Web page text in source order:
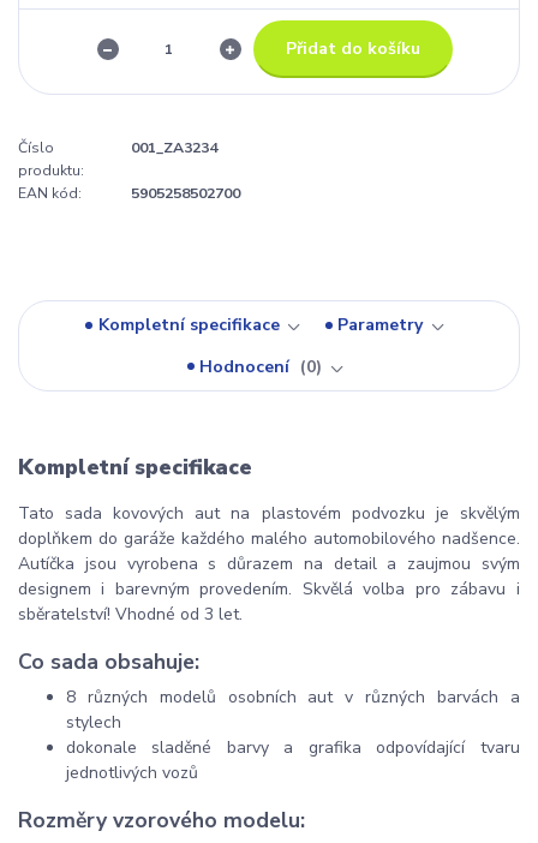
Přidat do košíku
Číslo
produktu:
001_ZA3234
EAN kód: 5905258502700
Kompletní specifikace
Parametry
Hodnocení
0
Kompletní specifikace
Tato sada kovových aut na plastovém podvozku je skvělým
doplňkem do garáže každého malého automobilového nadšence.
Autíčka jsou vyrobena s důrazem na detail a zaujmou svým
designem i barevným provedením. Skvělá volba pro zábavu i
sběratelství! Vhodné od 3 let.
Co sada obsahuje:
8 různých modelů osobních aut v různých barvách a
stylech
dokonale sladěné barvy a grafika odpovídající tvaru
jednotlivých vozů
Rozměry vzorového modelu: